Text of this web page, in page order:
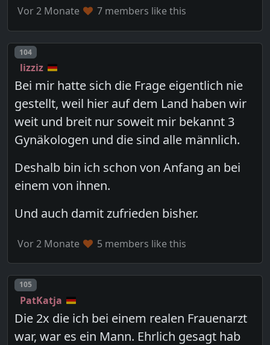
Vor 2 Monate 7 members like this
Post number
104
lizziz
Bei mir hatte sich die Frage eigentlich nie
gestellt, weil hier auf dem Land haben wir
weit und breit nur soweit mir bekannt 3
Gynäkologen und die sind alle männlich.
Deshalb bin ich schon von Anfang an bei
einem von ihnen.
Und auch damit zufrieden bisher.
Vor 2 Monate 5 members like this
Post number
105
PatKatja
Die 2x die ich bei einem realen Frauenarzt
war, war es ein Mann. Ehrlich gesagt hab